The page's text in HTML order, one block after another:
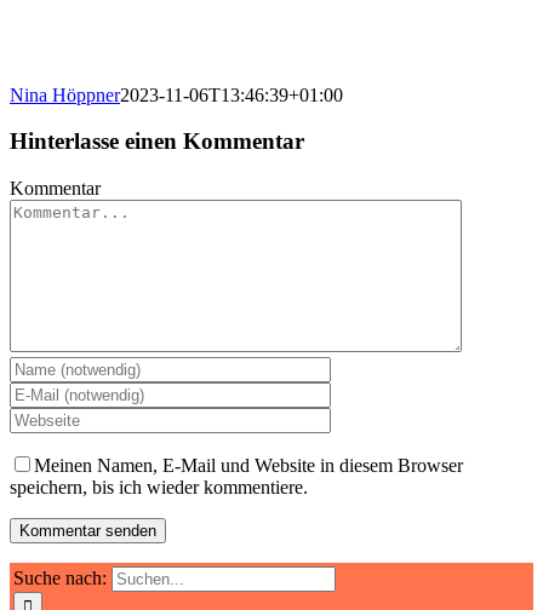
Nina Höppner2023-11-06T13:46:39+01:00
Hinterlasse einen Kommentar
Kommentar
Meinen Namen, E-Mail und Website in diesem Browser
speichern, bis ich wieder kommentiere.
Suche nach: